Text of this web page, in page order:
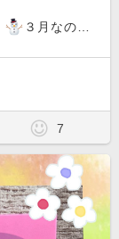
️３月なのに気温は0度でまだまだ寒いですねぇ〜。早く暖かくなって欲しいです！
7